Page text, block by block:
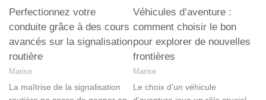
Perfectionnez votre
conduite grâce à des cours
avancés sur la signalisation
routière
Marise
La maîtrise de la signalisation
Véhicules d’aventure :
comment choisir le bon
pour explorer de nouvelles
frontières
Marise
Le choix d’un véhicule